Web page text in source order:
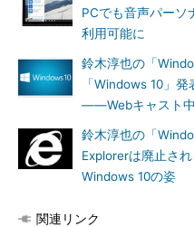
PCでも音声パーソ
利用可能に
鈴木淳也の「
「Windows 10」
――Webキャスト中
鈴木淳也の「
Explorerは廃止さ
Windows 10の姿
関連リンク